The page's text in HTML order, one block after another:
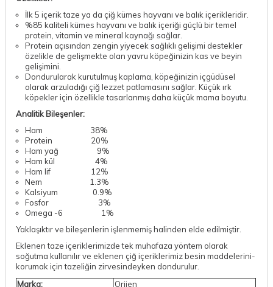
İlk 5 içerik taze ya da çiğ kümes hayvanı ve balık içerikleridir.
%85 kaliteli kümes hayvanı ve balık içeriği güçlü bir temel
protein, vitamin ve mineral kaynağı sağlar.
Protein açısından zengin yiyecek sağlıklı gelişimi destekler
özelikle de gelişmekte olan yavru köpeğinizin kas ve beyin
gelişimini.
Dondurularak kurutulmuş kaplama, köpeğinizin içgüdüsel
olarak arzuladığı çiğ lezzet patlamasını sağlar. Küçük ırk
köpekler için özellikle tasarlanmış daha küçük mama boyutu.
Analitik Bileşenler:
Ham 38%
Protein 20%
Ham yağ 9%
Ham kül 4%
Ham lif 12%
Nem 1.3%
Kalsiyum 0.9%
Fosfor 3%
Omega -6 1%
Yaklaşıktır ve bileşenlerin işlenmemiş halinden elde edilmiştir.
Eklenen taze içeriklerimizde tek muhafaza yöntem­ olarak
soğutma kullanılır ve eklenen çiğ içeriklerimiz besin maddeler­ini­
korumak için tazeliğin zirvesindeyken dondurulur.
Marka:
Orijen